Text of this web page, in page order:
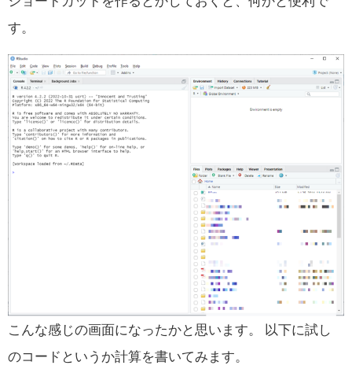
す。
こんな感じの画面になったかと思います。 以下に試し
のコードというか計算を書いてみます。